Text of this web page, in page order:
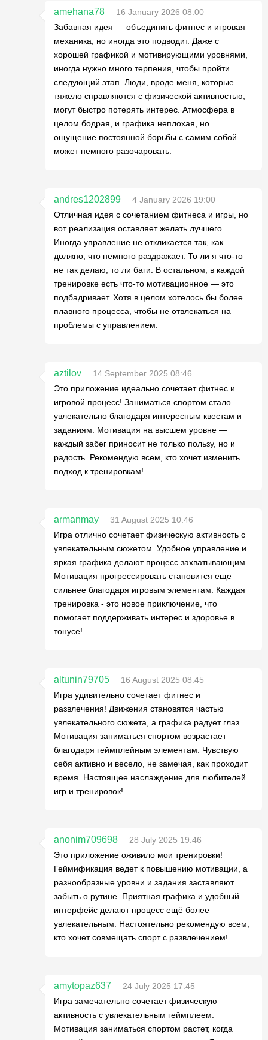
amehana78
16 January 2026 08:00
Забавная идея — объединить фитнес и игровая
механика, но иногда это подводит. Даже с
хорошей графикой и мотивирующими уровнями,
иногда нужно много терпения, чтобы пройти
следующий этап. Люди, вроде меня, которые
тяжело справляются с физической активностью,
могут быстро потерять интерес. Атмосфера в
целом бодрая, и графика неплохая, но
ощущение постоянной борьбы с самим собой
может немного разочаровать.
andres1202899
4 January 2026 19:00
Отличная идея с сочетанием фитнеса и игры, но
вот реализация оставляет желать лучшего.
Иногда управление не откликается так, как
должно, что немного раздражает. То ли я что-то
не так делаю, то ли баги. В остальном, в каждой
тренировке есть что-то мотивационное — это
подбадривает. Хотя в целом хотелось бы более
плавного процесса, чтобы не отвлекаться на
проблемы с управлением.
aztilov
14 September 2025 08:46
Это приложение идеально сочетает фитнес и
игровой процесс! Заниматься спортом стало
увлекательно благодаря интересным квестам и
заданиям. Мотивация на высшем уровне —
каждый забег приносит не только пользу, но и
радость. Рекомендую всем, кто хочет изменить
подход к тренировкам!
armanmay
31 August 2025 10:46
Игра отлично сочетает физическую активность с
увлекательным сюжетом. Удобное управление и
яркая графика делают процесс захватывающим.
Мотивация прогрессировать становится еще
сильнее благодаря игровым элементам. Каждая
тренировка - это новое приключение, что
помогает поддерживать интерес и здоровье в
тонусе!
altunin79705
16 August 2025 08:45
Игра удивительно сочетает фитнес и
развлечения! Движения становятся частью
увлекательного сюжета, а графика радует глаз.
Мотивация заниматься спортом возрастает
благодаря геймплейным элементам. Чувствую
себя активно и весело, не замечая, как проходит
время. Настоящее наслаждение для любителей
игр и тренировок!
anonim709698
28 July 2025 19:46
Это приложение оживило мои тренировки!
Геймификация ведет к повышению мотивации, а
разнообразные уровни и задания заставляют
забыть о рутине. Приятная графика и удобный
интерфейс делают процесс ещё более
увлекательным. Настоятельно рекомендую всем,
кто хочет совмещать спорт с развлечением!
amytopaz637
24 July 2025 17:45
Игра замечательно сочетает физическую
активность с увлекательным геймплеем.
Мотивация заниматься спортом растет, когда